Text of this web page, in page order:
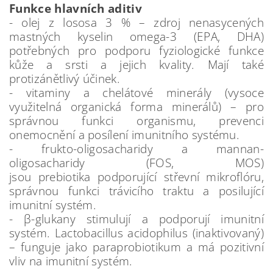
Funkce hlavních aditiv
- olej z lososa 3 % – zdroj nenasycených
mastných kyselin omega-3 (EPA, DHA)
potřebných pro podporu fyziologické funkce
kůže a srsti a jejich kvality. Mají také
protizánětlivý účinek.
- vitaminy a chelátové minerály (vysoce
využitelná organická forma minerálů) – pro
správnou funkci organismu, prevenci
onemocnění a posílení imunitního systému.
- frukto-oligosacharidy a mannan-
oligosacharidy (FOS, MOS)
jsou prebiotika podporující střevní mikroflóru,
správnou funkci trávicího traktu a posilující
imunitní systém.
- β-glukany stimulují a podporují imunitní
systém. Lactobacillus acidophilus (inaktivovaný)
– funguje jako paraprobiotikum a má pozitivní
vliv na imunitní systém.